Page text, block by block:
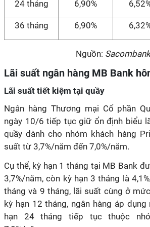
24 tháng 6,90%
36 tháng 6,90%
Nguồn: Sacombank
Lãi suất ngân hàng MB Bank
Lãi suất tiết kiệm tại quầy
Ngân hàng Thương mại Cổ phần
ngày 10/6 tiếp tục giữ ổn định biểu
quầy dành cho nhóm khách hàng
suất từ 3,7%/năm đến 7,0%/năm.
Cụ thể, kỳ hạn 1 tháng tại MB Bank
3,7%/năm, còn kỳ hạn 3 tháng là
tháng và 9 tháng, lãi suất cùng ở
kỳ hạn 12 tháng, ngân hàng áp
hạn 24 tháng tiếp tục thuộc